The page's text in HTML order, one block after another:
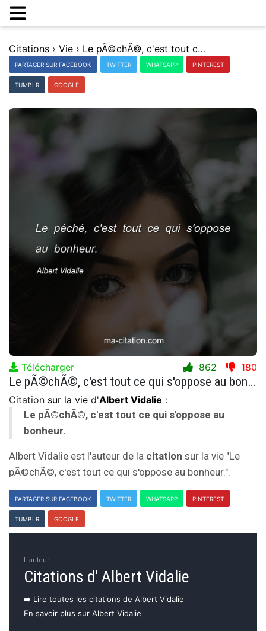
Citations › Vie › Le pÃ©chÃ©, c'est tout ce qui s'oppose au bonheur.
PARTAGER SUR FACEBOOK TWITTER WHATSAPP PINTEREST
TUMBLR GOOGLE
Télécharger 862 180
Le pÃ©chÃ©, c'est tout ce qui s'oppose au bonheur.
Citation sur la vie d'Albert Vidalie :
Le pÃ©chÃ©, c'est tout ce qui s'oppose au
bonheur.
Albert Vidalie est l'auteur de la citation sur la vie "Le
pÃ©chÃ©, c'est tout ce qui s'oppose au bonheur.".
PARTAGER SUR FACEBOOK TWITTER WHATSAPP PINTEREST
TUMBLR GOOGLE
L'auteur
Citations d' Albert Vidalie
➡️ Lire toutes les citations de Albert Vidalie
En savoir plus sur Albert Vidalie